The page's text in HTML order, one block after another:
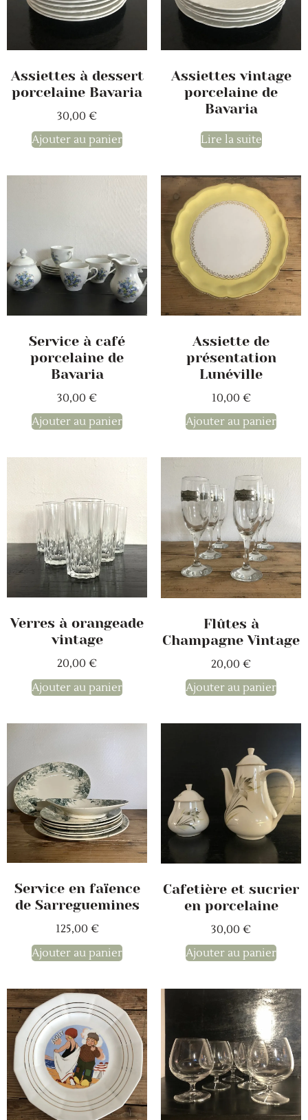
Assiettes à dessert
porcelaine Bavaria
30,00 €
Ajouter au panier
Assiettes vintage
porcelaine de
Bavaria
Lire la suite
Service à café
porcelaine de
Bavaria
30,00 €
Ajouter au panier
Assiette de
présentation
Lunéville
10,00 €
Ajouter au panier
Verres à orangeade
vintage
20,00 €
Ajouter au panier
Flûtes à
Champagne Vintage
20,00 €
Ajouter au panier
Service en faïence
de Sarreguemines
125,00 €
Ajouter au panier
Cafetière et sucrier
en porcelaine
30,00 €
Ajouter au panier